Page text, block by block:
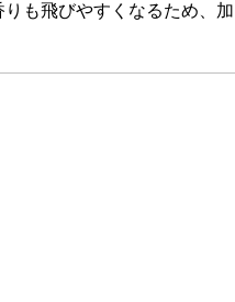
も飛びやすくなるため、加